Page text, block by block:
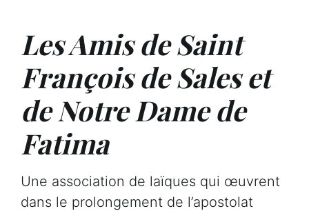
Les Amis de Saint
François de Sales et
de Notre Dame de
Fatima
Une association de laïques qui œuvrent
dans le prolongement de l’apostolat